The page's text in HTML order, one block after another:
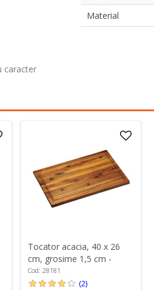
Material
caracter
Tocator acacia, 40 x 26
cm, grosime 1,5 cm -
Kesper
Cod: 28181
(2)